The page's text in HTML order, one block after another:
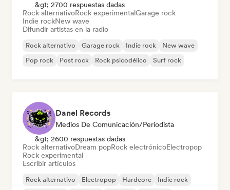
&gt; 2700 respuestas dadas
Rock alternativoRock experimentalGarage rock
Indie rockNew wave
Difundir artistas en la radio
Rock alternativo Garage rock Indie rock
New wave
Pop rock
Post rock Rock psicodélico Surf rock
Danel Records
Medios De Comunicación/Periodista
&gt; 2600 respuestas dadas
Rock alternativoDream popRock electrónicoElectropop
Rock experimental
Escribir artículos
Rock alternativo Electropop Hardcore
Indie rock